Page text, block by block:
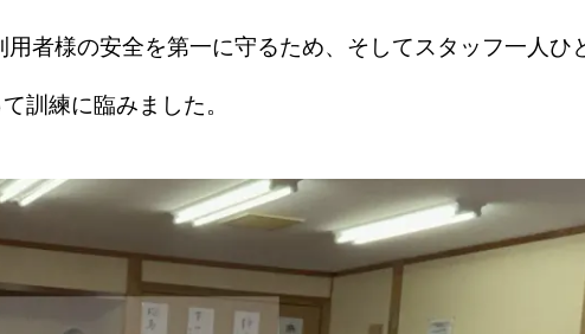
者様の安全を第一に守るため、そしてスタッフ一人ひ
訓練に臨みました。